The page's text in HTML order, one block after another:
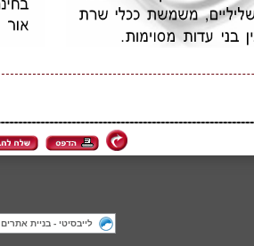
לייבסיטי - בניית אתרים